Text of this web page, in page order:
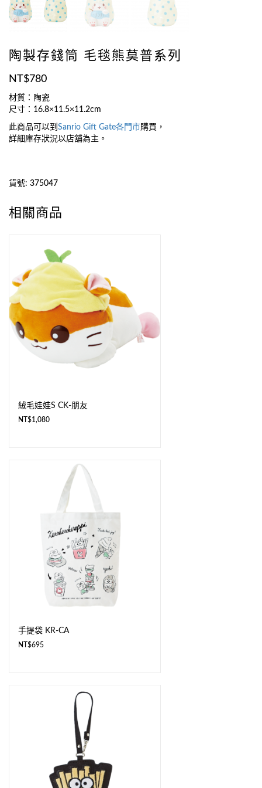
陶製存錢筒 毛毯熊莫普系列
NT$780
材質：陶瓷
尺寸：16.8×11.5×11.2cm
此商品可以到 Sanrio Gift Gate各門市 購買，
詳細庫存狀況以店舖為主。
貨號: 375047
相關商品
絨毛娃娃S CK-朋友
NT$1,080
手提袋 KR-CA
NT$695